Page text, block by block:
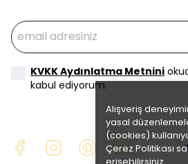
Alışveriş
yasal
(cookies)
Çerez Politikası
KVKK Aydınlatma Metnini
kabul ediyorum.